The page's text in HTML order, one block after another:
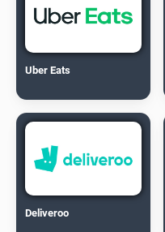
Uber Eats
Deliveroo